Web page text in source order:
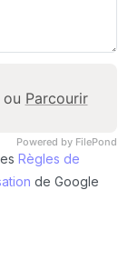
Powered by FilePond
Parcourir
Règles de
de Google